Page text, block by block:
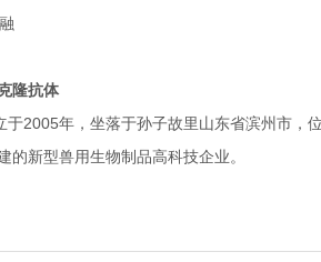
隆抗体
于2005年，坐落于孙子故里山东省滨州市
新型兽用生物制品高科技企业。